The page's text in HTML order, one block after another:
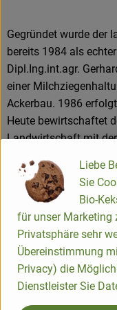
Gegründet wurde der
bereits 1984 als
Dipl.Ing.int.agr.
einer
Ackerbau. 1986
Heute bewirtschaftet
Landwirtschaft mit
Produkte. Dabei
Verarbeitung von
mit vielen regionalen
vor Ort mit den
Zuverlässigkeit an
Mit ca. 100
gewachsenen Hof im
Bioland-Käserei, den
Liebe
Sie
Bio-
für unser Marketing
Privatsphäre sehr
Übereinstimmung
Privacy) die
Dienstleister Sie